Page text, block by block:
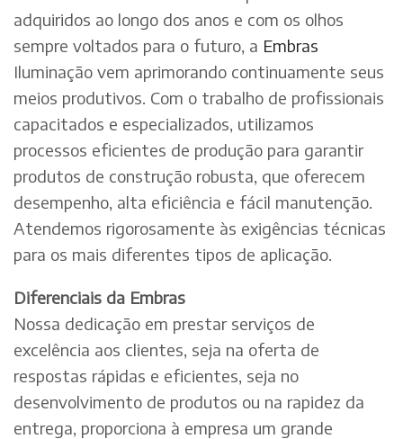
adquiridos ao longo dos anos e com os olhos
sempre voltados para o futuro, a Embras
Iluminação vem aprimorando continuamente seus
meios produtivos. Com o trabalho de profissionais
capacitados e especializados, utilizamos
processos eficientes de produção para garantir
produtos de construção robusta, que oferecem
desempenho, alta eficiência e fácil manutenção.
Atendemos rigorosamente às exigências técnicas
para os mais diferentes tipos de aplicação.
Diferenciais da Embras
Nossa dedicação em prestar serviços de
excelência aos clientes, seja na oferta de
respostas rápidas e eficientes, seja no
desenvolvimento de produtos ou na rapidez da
entrega, proporciona à empresa um grande